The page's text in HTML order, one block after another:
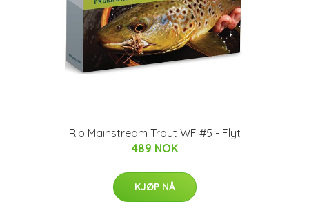
Rio Mainstream Trout WF #5 - Flyt
489 NOK
KJØP NÅ